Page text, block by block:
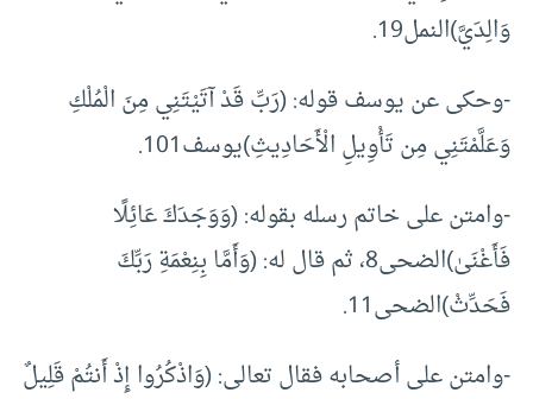
وَالِدَيَّ)النمل19.
-وحكى عن يوسف قوله: (رَبِّ قَدْ آتَيْتَنِي مِنَ الْمُلْكِ
وَعَلَّمْتَنِي مِن تَأْوِيلِ الْأَحَادِيثِ)يوسف101.
-وامتن على خاتم رسله بقوله: (وَوَجَدَكَ عَائِلًا
فَأَغْنَىٰ)الضحى8، ثم قال له: (وَأَمَّا بِنِعْمَةِ رَبِّكَ
فَحَدِّثْ)الضحى11.
-وامتن على أصحابه فقال تعالى: (وَاذْكُرُوا إِذْ أَنتُمْ قَلِيلٌ